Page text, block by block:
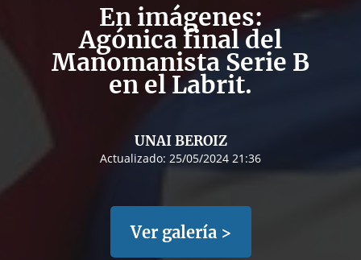
En imágenes:
Agónica final del
Manomanista Serie B
en el Labrit.
UNAI BEROIZ
Actualizado: 25/05/2024 21:36
Ver galería >